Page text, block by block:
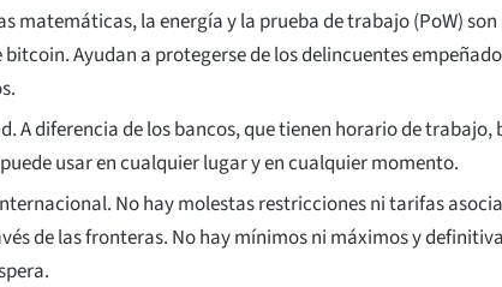
matemáticas, la energía y la prueba de trabajo (PoW)
Ayudan a protegerse de los delincuentes
A diferencia de los bancos, que tienen horario de
usar en cualquier lugar y en cualquier momento.
No hay molestas restricciones ni tarifas
de las fronteras. No hay mínimos ni máximos y